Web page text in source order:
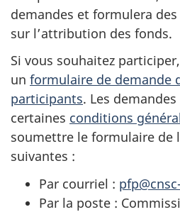
demandes et formulera
sur l’attribution des fonds.
Si vous souhaitez
un formulaire de demande
participants. Les
certaines conditions
soumettre le formulaire de
suivantes :
Par courriel :
Par la poste :